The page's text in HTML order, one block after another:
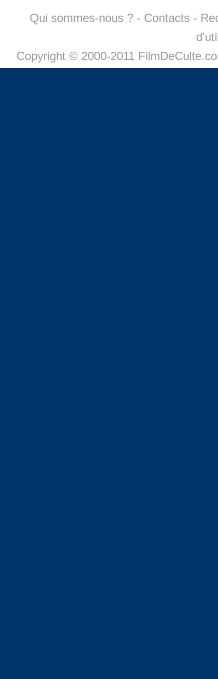
Qui sommes-nous ? - Contacts -
Copyright © 2000-2011